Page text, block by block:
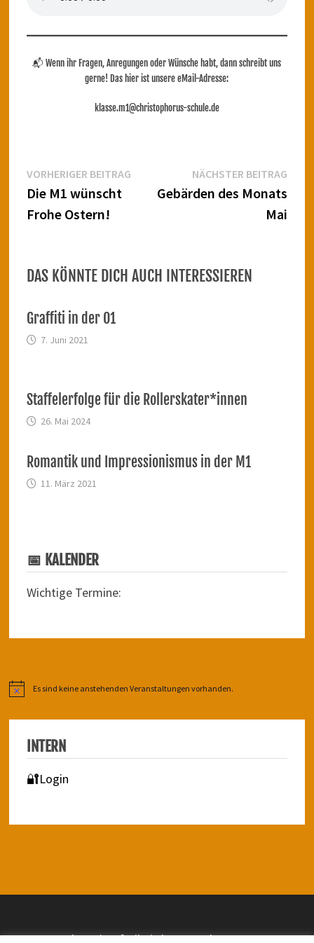
📬 Wenn ihr Fragen, Anregungen oder Wünsche habt, dann schreibt uns
gerne! Das hier ist unsere eMail-Adresse:
klasse.m1@christophorus-schule.de
Beitragsnavigation
VORHERIGER BEITRAGVorheriger
Beitrag:
Die M1 wünscht
Frohe Ostern!
NÄCHSTER BEITRAG
Gebärden des Monats
Mai
DAS KÖNNTE DICH AUCH INTERESSIEREN
Graffiti in der O1
7. Juni 2021
Staffelerfolge für die Rollerskater*innen
26. Mai 2024
Romantik und Impressionismus in der M1
11. März 2021
📅 KALENDER
Wichtige Termine:
HinweisEs sind keine anstehenden Veranstaltungen vorhanden.
INTERN
🔐Login
Impressum | Barrierefreiheit | Datenschutz